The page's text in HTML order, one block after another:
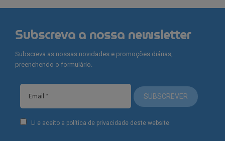
Subscreva a nossa newsletter
Subscreva as nossas novidades e promoções diárias,
preenchendo o formulário.
SUBSCREVER
Li e aceito a política de privacidade deste website.